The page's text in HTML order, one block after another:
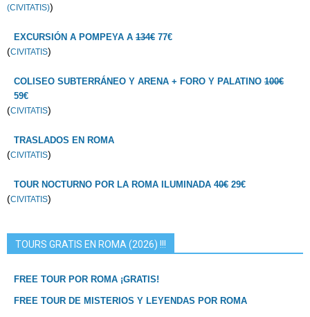
(CIVITATIS))
EXCURSIÓN A POMPEYA A 134€ 77€
(CIVITATIS)
COLISEO SUBTERRÁNEO Y ARENA + FORO Y PALATINO 100€
59€
(CIVITATIS)
TRASLADOS EN ROMA
(CIVITATIS)
TOUR NOCTURNO POR LA ROMA ILUMINADA 40€ 29€
(CIVITATIS)
TOURS GRATIS EN ROMA (2026) !!!
FREE TOUR POR ROMA ¡GRATIS!
FREE TOUR DE MISTERIOS Y LEYENDAS POR ROMA